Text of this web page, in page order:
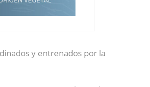
y entrenados por la